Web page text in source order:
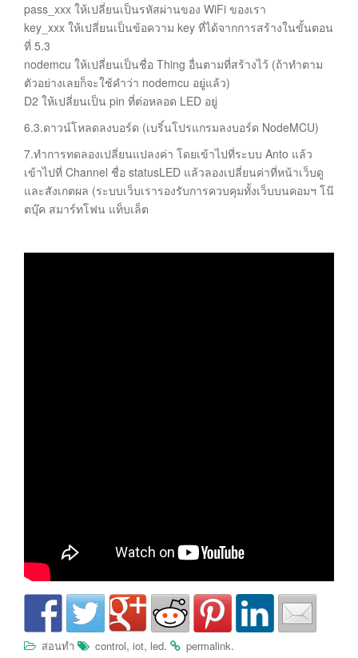
pass_xxx ให้เปลี่ยนเป็นรหัสผ่านของ WiFi ของเรา
key_xxx ให้เปลี่ยนเป็นข้อความ key ที่ได้จากการสร้างในขั้นตอน
ที่ 5.3
nodemcu ให้เปลี่ยนเป็นชื่อ Thing อื่นตามที่สร้างไว้ (ถ้าทำตาม
ตัวอย่างเลยก็จะใช้คำว่า nodemcu อยู่แล้ว)
D2 ให้เปลี่ยนเป็น pin ที่ต่อหลอด LED อยู่
6.3.ดาวน์โหลดลงบอร์ด (เบริ์นโปรแกรมลงบอร์ด NodeMCU)
7.ทำการทดลองเปลี่ยนแปลงค่า โดยเข้าไปที่ระบบ Anto แล้ว
เข้าไปที่ Channel ชื่อ statusLED แล้วลองเปลี่ยนค่าที่หน้าเว็บดู
และสังเกตผล (ระบบเว็บเรารองรับการควบคุมทั้งเว็บบนคอมฯ โน๊
ตบุ๊ค สมาร์ทโฟน แท็บเล็ต
สอนทำ control, iot, led. permalink.